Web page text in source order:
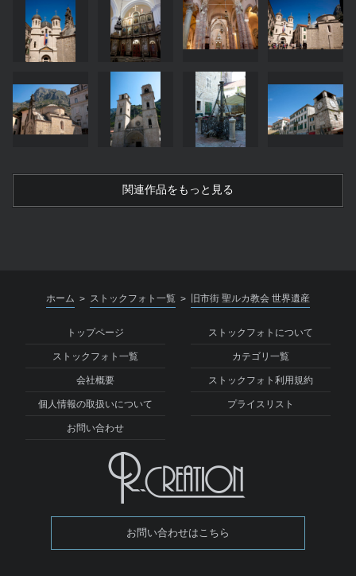
関連作品をもっと見る
ホーム > ストックフォト一覧 > 旧市街 聖ルカ教会 世界遺産
トップページ ストックフォトについて
ストックフォト一覧 カテゴリ一覧
会社概要 ストックフォト利用規約
個人情報の取扱いについて プライスリスト
お問い合わせ
お問い合わせはこちら